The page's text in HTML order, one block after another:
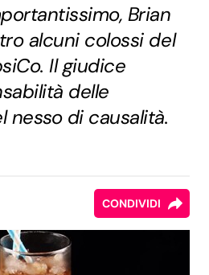
Brian
alcuni colossi del
Il giudice
delle
nesso di causalità.
CONDIVIDI